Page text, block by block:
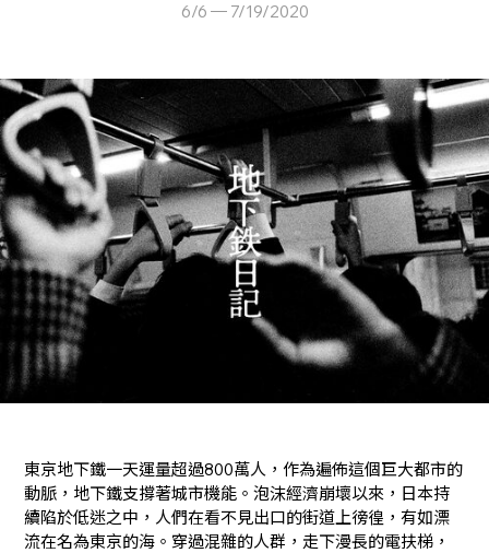
6/6 7/19/2020
東京地下鐵一天運量超過800萬人，作為遍佈這個巨大都市的
動脈，地下鐵支撐著城市機能。泡沫經濟崩壞以來，日本持
續陷於低迷之中，人們在看不見出口的街道上徬徨，有如漂
流在名為東京的海。穿過混雜的人群，走下漫長的電扶梯，